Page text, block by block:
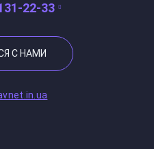
22-33
С НАМИ